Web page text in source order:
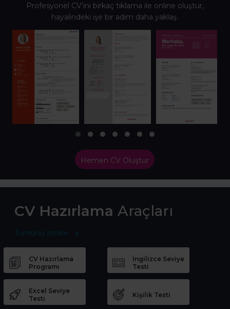
Profesyonel CV’ini birkaç tıklama ile online oluştur,
hayalindeki işe bir adım daha yaklaş.
Hemen CV Oluştur
CV Hazırlama Araçları
Tümünü İncele
CV Hazırlama
Programı
İngilizce Seviye
Testi
Excel Seviye
Testi
Kişilik Testi